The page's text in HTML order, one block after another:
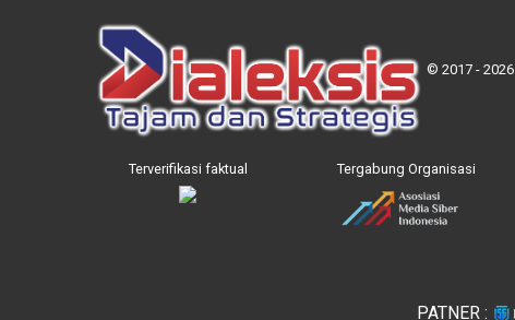
© 2017 - 2026
Terverifikasi faktual Tergabung Organisasi
PATNER :